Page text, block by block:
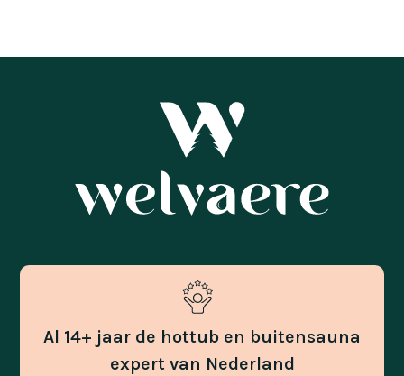
Al 14+ jaar de hottub en buitensauna
expert van Nederland